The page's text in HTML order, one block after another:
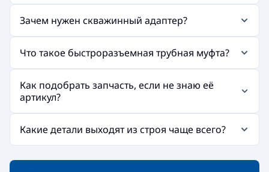
Зачем нужен скважинный адаптер?
Что такое быстроразъемная трубная муфта?
Как подобрать запчасть, если не знаю её
артикул?
Какие детали выходят из строя чаще всего?